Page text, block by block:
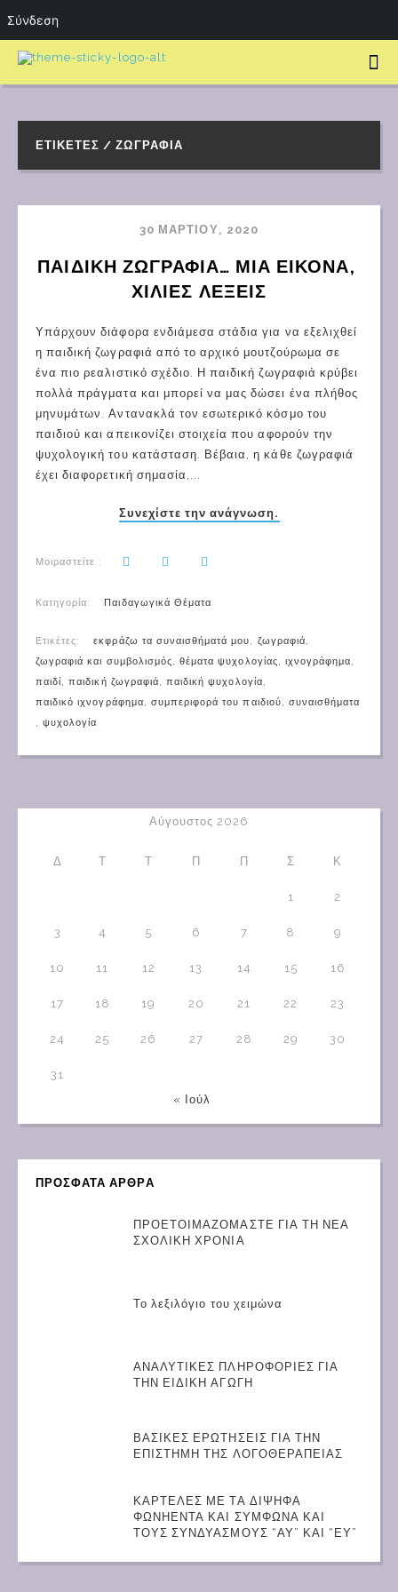
ΕΤΙΚΈΤΕΣ / ΖΩΓΡΑΦΙΆ
30 ΜΑΡΤΊΟΥ, 2020
ΠΑΙΔΙΚΉ ΖΩΓΡΑΦΙΆ… ΜΙΑ ΕΙΚΌΝΑ,
ΧΊΛΙΕΣ ΛΈΞΕΙΣ
Υπάρχουν διάφορα ενδιάμεσα στάδια για να εξελιχθεί
η παιδική ζωγραφιά από το αρχικό μουτζούρωμα σε
ένα πιο ρεαλιστικό σχέδιο. Η παιδική ζωγραφιά κρύβει
πολλά πράγματα και μπορεί να μας δώσει ένα πλήθος
μηνυμάτων. Αντανακλά τον εσωτερικό κόσμο του
παιδιού και απεικονίζει στοιχεία που αφορούν την
ψυχολογική του κατάσταση. Βέβαια, η κάθε ζωγραφιά
έχει διαφορετική σημασία,...
Συνεχίστε την ανάγνωση.
Μοιραστείτε.:
Κατηγορία: Παιδαγωγικά Θέματα
Ετικέτες: εκφράζω τα συναισθήματά μου, ζωγραφιά,
ζωγραφιά και συμβολισμός,θέματα ψυχολογίας, ιχνογράφημα,
παιδί,παιδική ζωγραφιά,παιδική ψυχολογία,
παιδικό ιχνογράφημα, συμπεριφορά του παιδιού, συναισθήματα
,ψυχολογία
Αύγουστος 2026
Δ Τ Τ Π Π Σ Κ
1 2
3 4 5 6 7 8 9
10 11 12 13 14 15 16
17 18 19 20 21 22 23
24 25 26 27 28 29 30
31
« Ιούλ
ΠΡΟΣΦΑΤΑ ΑΡΘΡΑ
ΠΡΟΕΤΟΙΜΑΖΟΜΑΣΤΕ ΓΙΑ ΤΗ ΝΕΑ
ΣΧΟΛΙΚΗ ΧΡΟΝΙΑ
Το λεξιλόγιο του χειμώνα
ΑΝΑΛΥΤΙΚΕΣ ΠΛΗΡΟΦΟΡΙΕΣ ΓΙΑ
ΤΗΝ ΕΙΔΙΚΗ ΑΓΩΓΗ
ΒΑΣΙΚΕΣ ΕΡΩΤΗΣΕΙΣ ΓΙΑ ΤΗΝ
ΕΠΙΣΤΗΜΗ ΤΗΣ ΛΟΓΟΘΕΡΑΠΕΙΑΣ
ΚΑΡΤΕΛΕΣ ΜΕ ΤΑ ΔΙΨΗΦΑ
ΦΩΝΗΕΝΤΑ ΚΑΙ ΣΥΜΦΩΝΑ ΚΑΙ
ΤΟΥΣ ΣΥΝΔΥΑΣΜΟΥΣ “ΑΥ” ΚΑΙ “ΕΥ”
Σύνδεση